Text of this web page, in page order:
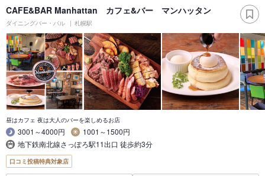
CAFE&BAR Manhattan カフェ&バー マンハッタン
ダイニングバー・バル 札幌駅
昼はカフェ 夜は大人のバーを楽しめるお店
3001～4000円
1001～1500円
地下鉄南北線さっぽろ駅11出口 徒歩約3分
口コミ投稿特典対象店